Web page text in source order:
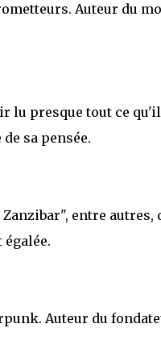
Auteur du
lu presque tout ce
sa pensée.
entre
Auteur du